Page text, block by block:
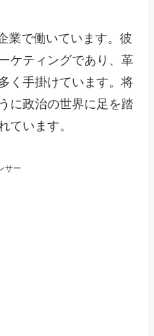
業で働いています。彼
ケティングであり、革
く手掛けています。将
に政治の世界に足を踏
ています。
サー